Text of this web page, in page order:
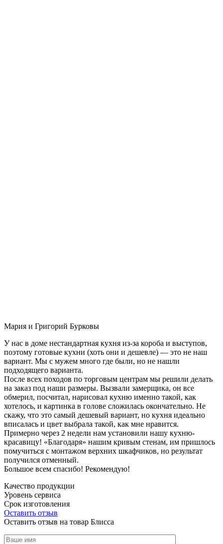
Мария и Григорий Бурковы
У нас в доме нестандартная кухня из-за короба и выступов,
поэтому готовые кухни (хоть они и дешевле) — это не наш
вариант. Мы с мужем много где были, но не нашли
подходящего варианта.
После всех походов по торговым центрам мы решили делать
на заказ под наши размеры. Вызвали замерщика, он все
обмерил, посчитал, нарисовал кухню именно такой, как
хотелось, и картинка в голове сложилась окончательно. Не
скажу, что это самый дешевый вариант, но кухня идеально
вписалась и цвет выбрала такой, как мне нравится.
Примерно через 2 недели нам установили нашу кухню-
красавицу! «Благодаря» нашим кривым стенам, им пришлось
помучиться с монтажом верхних шкафчиков, но результат
получился отменный.
Большое всем спасибо! Рекомендую!
Качество продукции
Уровень сервиса
Срок изготовления
Оставить отзыв
Оставить отзыв на товар Блисса